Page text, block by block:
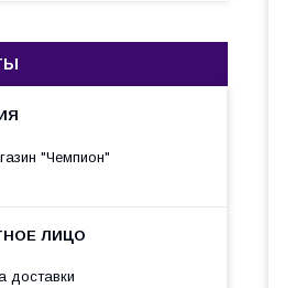
"Чемпион"
доставки